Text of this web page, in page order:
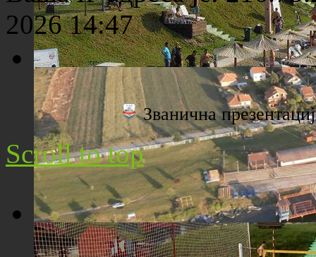
Плажа "Топољар" - Поглед са торња
Плажа "Топољар" - Поглед из ваздуха
2026 14:47
Званична
Scroll to top